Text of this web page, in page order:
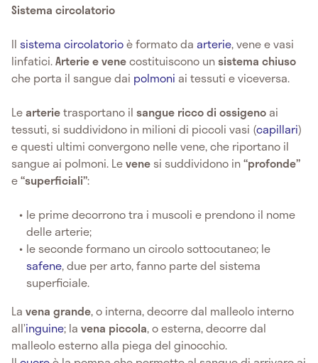
Sistema circolatorio
Il sistema circolatorioè formato da arterie, vene e vasi
linfatici.Arterie e venecostituiscono unsistema chiuso
che porta il sangue dai polmoni ai tessuti e viceversa.
Learterietrasportano il sangue ricco di ossigeno ai
tessuti, si suddividono in milioni di piccoli vasi (capillari)
e questi ultimi convergono nelle vene, che riportano il
sangue ai polmoni. Levene si suddividono in“profonde”
e“superficiali”:
le prime decorrono tra i muscoli e prendono il nome
delle arterie;
le seconde formano un circolo sottocutaneo; le
safene, due per arto, fanno parte del sistema
superficiale.
La vena grande, o interna, decorre dal malleolo interno
all’inguine; la vena piccola, o esterna, decorre dal
malleolo esterno alla piega del ginocchio.